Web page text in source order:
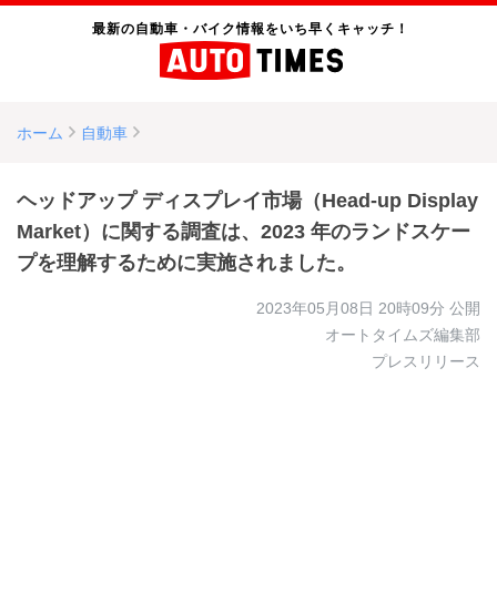
最新の自動車・バイク情報をいち早くキャッチ！
ホーム 自動車
ヘッドアップ ディスプレイ市場（Head-up Display
Market）に関する調査は、2023 年のランドスケー
プを理解するために実施されました。
2023年05月08日 20時09分 公開
オートタイムズ編集部
プレスリリース